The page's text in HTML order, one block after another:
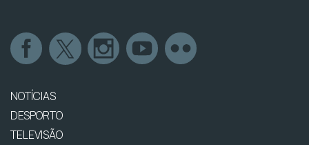
NOTÍCIAS
DESPORTO
TELEVISÃO